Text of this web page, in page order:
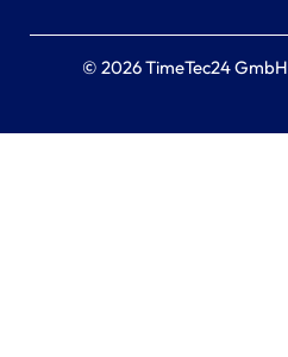
© 2026 TimeTec24 GmbH